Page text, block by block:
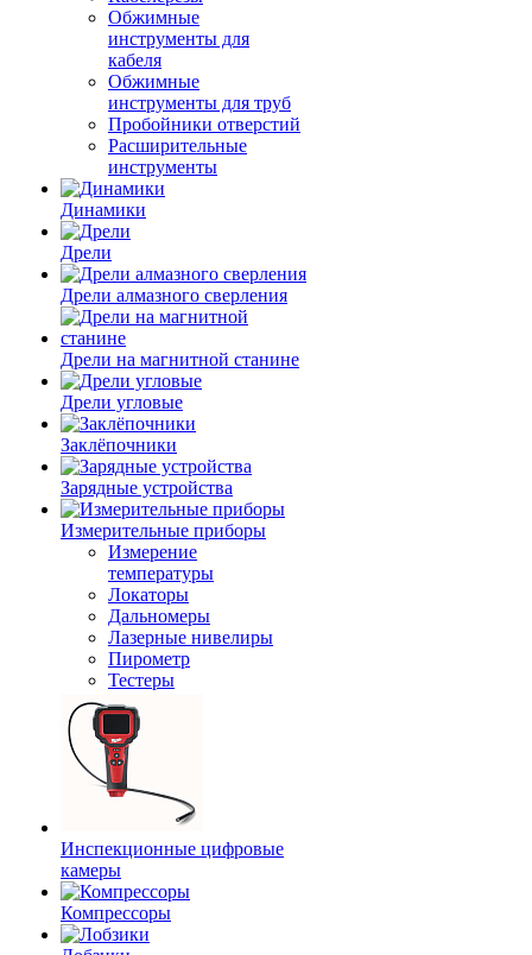
Обжимные
инструменты для
кабеля
Обжимные
инструменты для труб
Пробойники отверстий
Расширительные
инструменты
Динамики
Дрели
Дрели алмазного сверления
Дрели на магнитной станине
Дрели угловые
Заклёпочники
Зарядные устройства
Измерительные приборы
Измерение
температуры
Локаторы
Дальномеры
Лазерные нивелиры
Пирометр
Тестеры
Инспекционные цифровые
камеры
Компрессоры